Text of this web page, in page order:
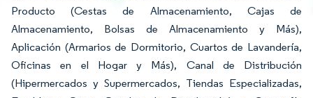
Producto (Cestas de Almacenamiento, Cajas de
Almacenamiento, Bolsas de Almacenamiento y Más),
Aplicación (Armarios de Dormitorio, Cuartos de Lavandería,
Oficinas en el Hogar y Más), Canal de Distribución
(Hipermercados y Supermercados, Tiendas Especializadas,